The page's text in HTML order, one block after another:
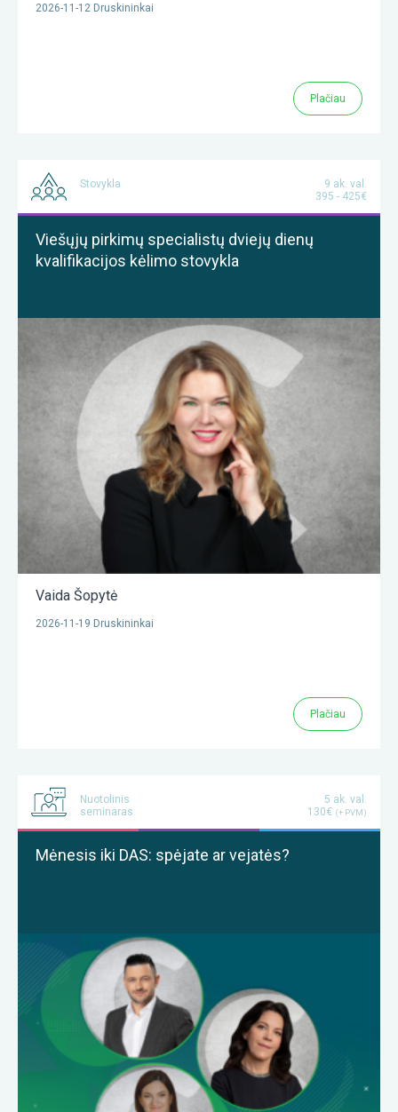
2026-11-12 Druskininkai
Plačiau
Stovykla
9 ak. val.
395 - 425€
Viešųjų pirkimų specialistų dviejų dienų
kvalifikacijos kėlimo stovykla
Vaida Šopytė
2026-11-19 Druskininkai
Plačiau
Nuotolinis
seminaras
5 ak. val.
130€ (+ PVM)
Mėnesis iki DAS: spėjate ar vejatės?